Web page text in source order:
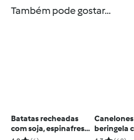
Também pode gostar...
Batatas recheadas
com soja, espinafres e beringela